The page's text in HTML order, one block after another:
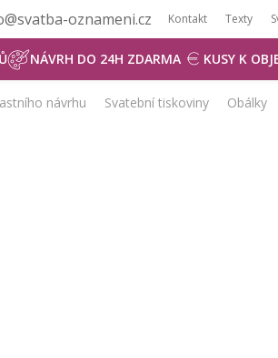
oznameni.cz Kontakt Texty
NÁVRH DO 24H ZDARMA KUSY K
návrhu Svatební tiskoviny Obálky